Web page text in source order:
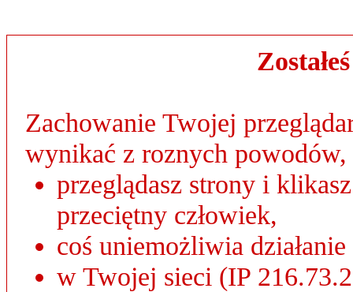
Zachowanie Twojej
wynikać z roznych
przeglądasz strony i
przeciętny człowiek,
coś uniemożliwia
w Twojej sieci (IP